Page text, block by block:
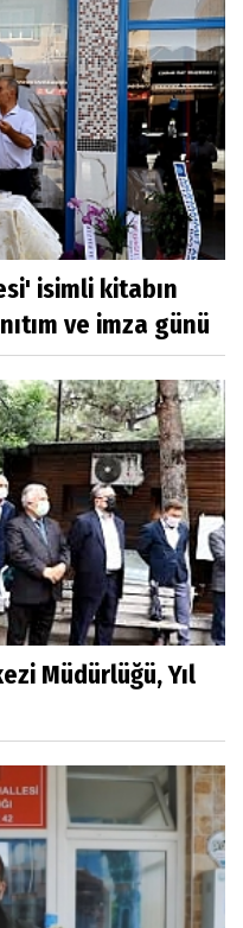
isimli kitabın
ve imza günü
Müdürlüğü, Yıl